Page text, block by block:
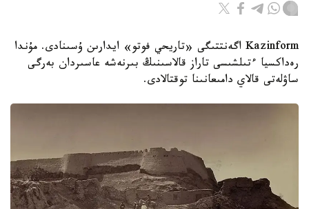
Kazinform اگەنتتىگى «تاريحي فوتو» ايدارىن ۇسىنادى. مۇندا
رەداكسيا ءتىلشىسى تاراز قالاسىنىڭ بىرنەشە عاسىردان بەرگى
ساۋلەتى قالاي دامىعانىنا توقتالادى.